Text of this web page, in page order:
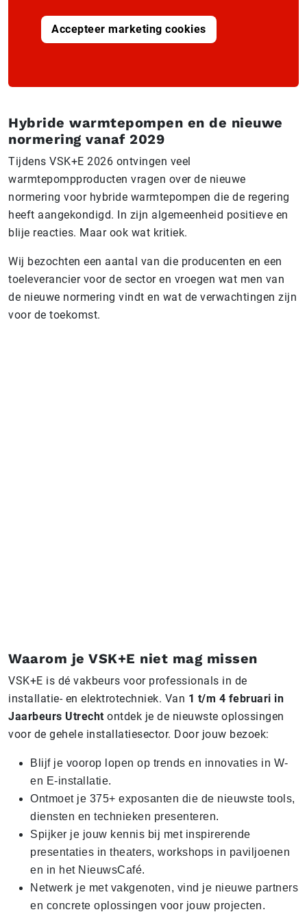
Accepteer marketing cookies
Hybride warmtepompen en de nieuwe
normering vanaf 2029
Tijdens VSK+E 2026 ontvingen veel
warmtepompproducten vragen over de nieuwe
normering voor hybride warmtepompen die de regering
heeft aangekondigd. In zijn algemeenheid positieve en
blije reacties. Maar ook wat kritiek.
Wij bezochten een aantal van die producenten en een
toeleverancier voor de sector en vroegen wat men van
de nieuwe normering vindt en wat de verwachtingen zijn
voor de toekomst.
Waarom je VSK+E niet mag missen
VSK+E is dé vakbeurs voor professionals in de
installatie- en elektrotechniek. Van 1 t/m 4 februari in
Jaarbeurs Utrecht ontdek je de nieuwste oplossingen
voor de gehele installatiesector. Door jouw bezoek:
Blijf je voorop lopen op trends en innovaties in W-
en E-installatie.
Ontmoet je 375+ exposanten die de nieuwste tools,
diensten en technieken presenteren.
Spijker je jouw kennis bij met inspirerende
presentaties in theaters, workshops in paviljoenen
en in het NieuwsCafé.
Netwerk je met vakgenoten, vind je nieuwe partners
en concrete oplossingen voor jouw projecten.